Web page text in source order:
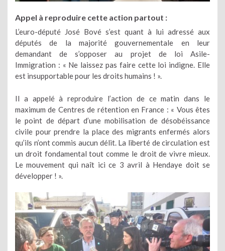
Appel à reproduire cette action partout :
L’euro-député José Bové s’est quant à lui adressé aux
députés de la majorité gouvernementale en leur
demandant de s’opposer au projet de loi Asile-
Immigration : « Ne laissez pas faire cette loi indigne. Elle
est insupportable pour les droits humains ! ».
Il a appelé à reproduire l’action de ce matin dans le
maximum de Centres de rétention en France : « Vous êtes
le point de départ d’une mobilisation de désobéissance
civile pour prendre la place des migrants enfermés alors
qu’ils n’ont commis aucun délit. La liberté de circulation est
un droit fondamental tout comme le droit de vivre mieux.
Le mouvement qui naît ici ce 3 avril à Hendaye doit se
développer ! ».